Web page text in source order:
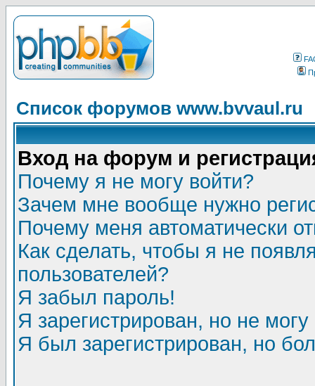
Список форумов www.bvvaul.ru
Вход на форум и
Почему я не могу войти?
Зачем мне вообще нужно
Почему меня автоматически
Как сделать, чтобы я не
пользователей?
Я забыл пароль!
Я зарегистрирован, но не могу
Я был зарегистрирован, но